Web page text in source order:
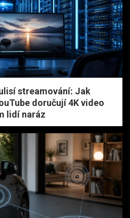
streamování: Jak
doručují 4K video
lidí naráz